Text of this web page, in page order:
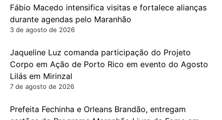
Fábio Macedo intensifica visitas e fortalece alianças
durante agendas pelo Maranhão
3 de agosto de 2026
Jaqueline Luz comanda participação do Projeto
Corpo em Ação de Porto Rico em evento do Agosto
Lilás em Mirinzal
7 de agosto de 2026
Prefeita Fechinha e Orleans Brandão, entregam